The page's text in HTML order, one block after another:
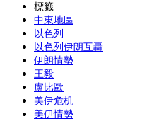
標籤
中東地區
以色列
以色列伊朗互轟
伊朗情勢
王毅
盧比歐
美伊危机
美伊情勢